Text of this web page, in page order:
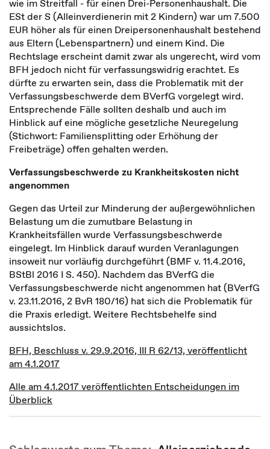
wie im Streitfall - für einen Drei-Personenhaushalt. Die
ESt der S (Alleinverdienerin mit 2 Kindern) war um 7.500
EUR höher als für einen Dreipersonenhaushalt bestehend
aus Eltern (Lebenspartnern) und einem Kind. Die
Rechtslage erscheint damit zwar als ungerecht, wird vom
BFH jedoch nicht für verfassungswidrig erachtet. Es
dürfte zu erwarten sein, dass die Problematik mit der
Verfassungsbeschwerde dem BVerfG vorgelegt wird.
Entsprechende Fälle sollten deshalb und auch im
Hinblick auf eine mögliche gesetzliche Neuregelung
(Stichwort: Familiensplitting oder Erhöhung der
Freibeträge) offen gehalten werden.
Verfassungsbeschwerde zu Krankheitskosten nicht
angenommen
Gegen das Urteil zur Minderung der außergewöhnlichen
Belastung um die zumutbare Belastung in
Krankheitsfällen wurde Verfassungsbeschwerde
eingelegt. Im Hinblick darauf wurden Veranlagungen
insoweit nur vorläufig durchgeführt (BMF v. 11.4.2016,
BStBl 2016 I S. 450). Nachdem das BVerfG die
Verfassungsbeschwerde nicht angenommen hat (BVerfG
v. 23.11.2016, 2 BvR 180/16) hat sich die Problematik für
die Praxis erledigt. Weitere Rechtsbehelfe sind
aussichtslos.
BFH, Beschluss v. 29.9.2016, III R 62/13, veröffentlicht
am 4.1.2017
Alle am 4.1.2017 veröffentlichten Entscheidungen im
Überblick